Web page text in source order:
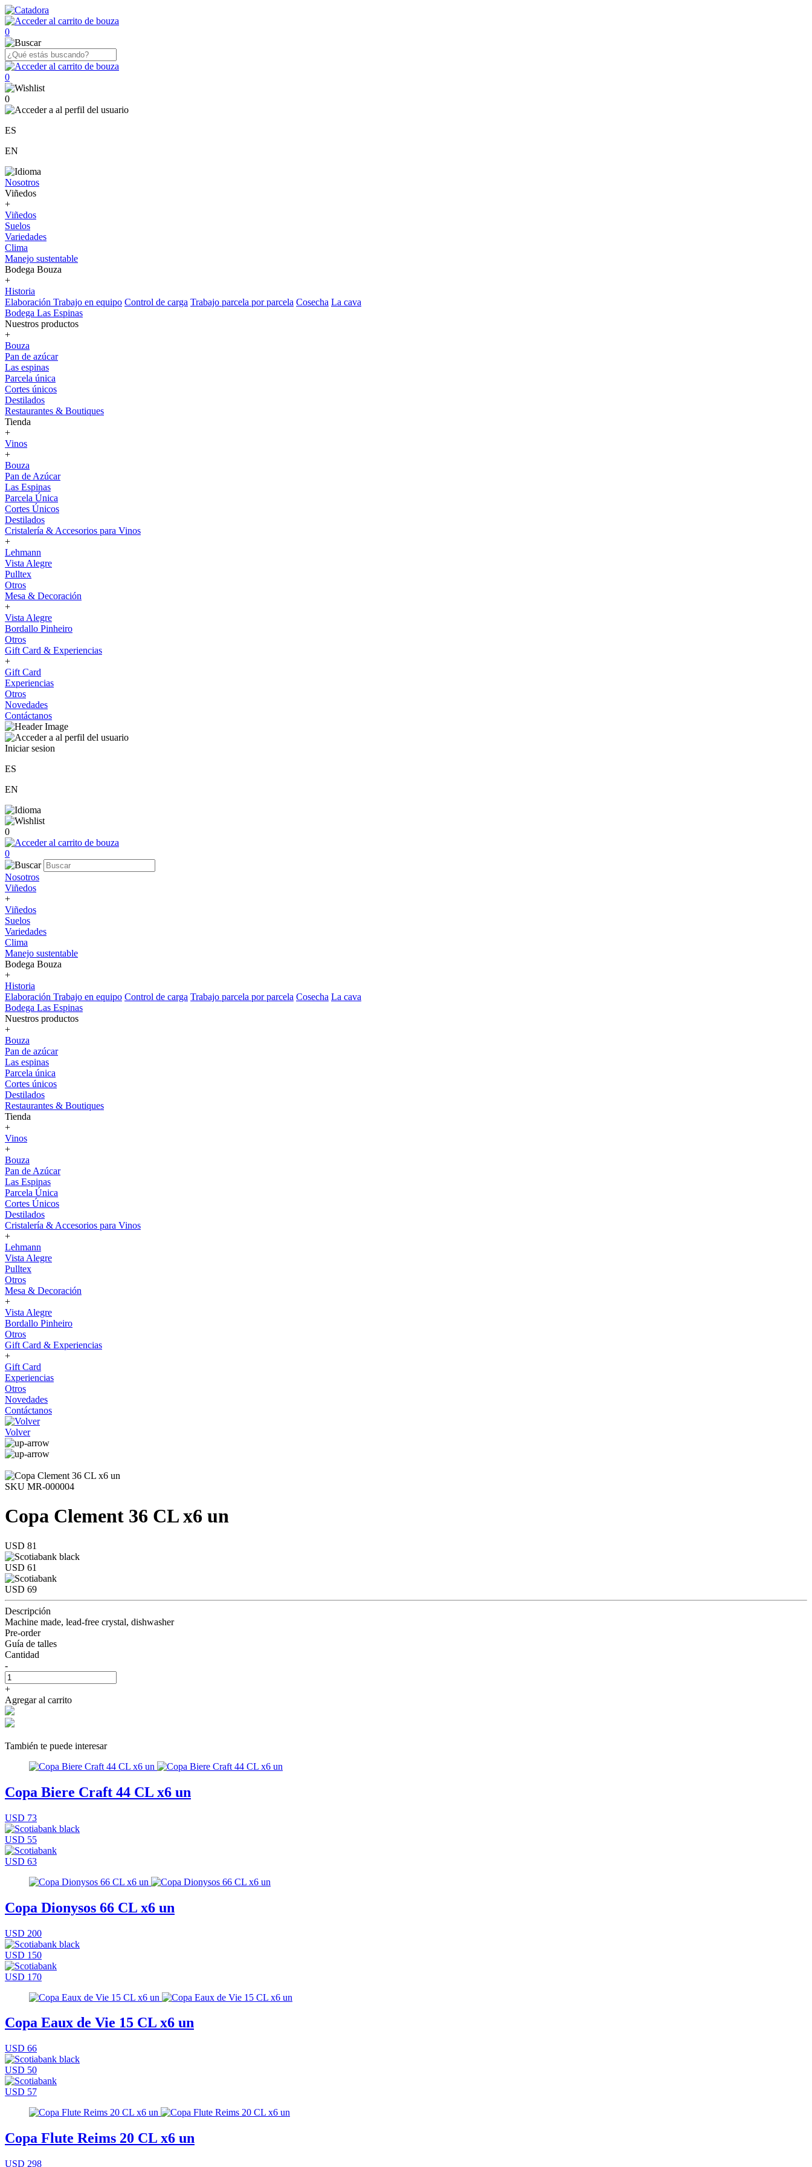
0
0
0
ES
EN
Nosotros
Viñedos
+
Viñedos
Suelos
Variedades
Clima
Manejo sustentable
Bodega Bouza
+
Historia
Elaboración Trabajo en equipo Control de carga Trabajo parcela por parcela Cosecha La cava
Bodega Las Espinas
Nuestros productos
+
Bouza
Pan de azúcar
Las espinas
Parcela única
Cortes únicos
Destilados
Restaurantes & Boutiques
Tienda
+
Vinos
+
Bouza
Pan de Azúcar
Las Espinas
Parcela Única
Cortes Únicos
Destilados
Cristalería & Accesorios para Vinos
+
Lehmann
Vista Alegre
Pulltex
Otros
Mesa & Decoración
+
Vista Alegre
Bordallo Pinheiro
Otros
Gift Card & Experiencias
+
Gift Card
Experiencias
Otros
Novedades
Contáctanos
Iniciar sesion
ES
EN
0
0
Nosotros
Viñedos
+
Viñedos
Suelos
Variedades
Clima
Manejo sustentable
Bodega Bouza
+
Historia
Elaboración Trabajo en equipo Control de carga Trabajo parcela por parcela Cosecha La cava
Bodega Las Espinas
Nuestros productos
+
Bouza
Pan de azúcar
Las espinas
Parcela única
Cortes únicos
Destilados
Restaurantes & Boutiques
Tienda
+
Vinos
+
Bouza
Pan de Azúcar
Las Espinas
Parcela Única
Cortes Únicos
Destilados
Cristalería & Accesorios para Vinos
+
Lehmann
Vista Alegre
Pulltex
Otros
Mesa & Decoración
+
Vista Alegre
Bordallo Pinheiro
Otros
Gift Card & Experiencias
+
Gift Card
Experiencias
Otros
Novedades
Contáctanos
Volver
SKU MR-000004
Copa Clement 36 CL x6 un
USD 81
USD 61
USD 69
Descripción
Machine made, lead-free crystal, dishwasher
Pre-order
Guía de talles
Cantidad
-
+
Agregar al carrito
También te puede interesar
Copa Biere Craft 44 CL x6 un
USD 73
USD 55
USD 63
Copa Dionysos 66 CL x6 un
USD 200
USD 150
USD 170
Copa Eaux de Vie 15 CL x6 un
USD 66
USD 50
USD 57
Copa Flute Reims 20 CL x6 un
USD 298